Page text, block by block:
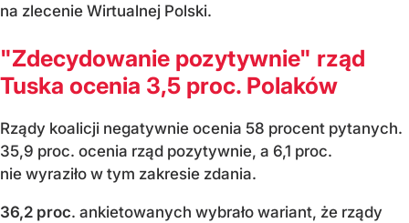
na zlecenie Wirtualnej Polski.
"Zdecydowanie pozytywnie" rząd
Tuska ocenia 3,5 proc. Polaków
Rządy koalicji negatywnie ocenia 58 procent pytanych.
35,9 proc. ocenia rząd pozytywnie, a 6,1 proc.
nie wyraziło w tym zakresie zdania.
36,2 proc. ankietowanych wybrało wariant, że rządy